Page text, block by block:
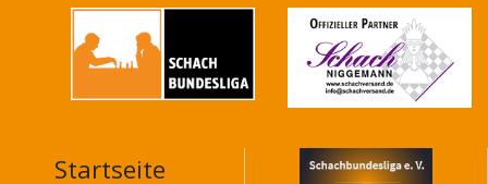
Startseite